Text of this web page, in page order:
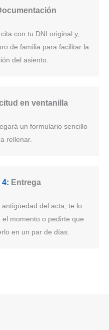
con tu DNI original y,
de familia para facilitar la
del asiento.
en ventanilla
un formulario sencillo
rellenar.
4: Entrega
del acta, te lo
momento o pedirte que
en un par de días.